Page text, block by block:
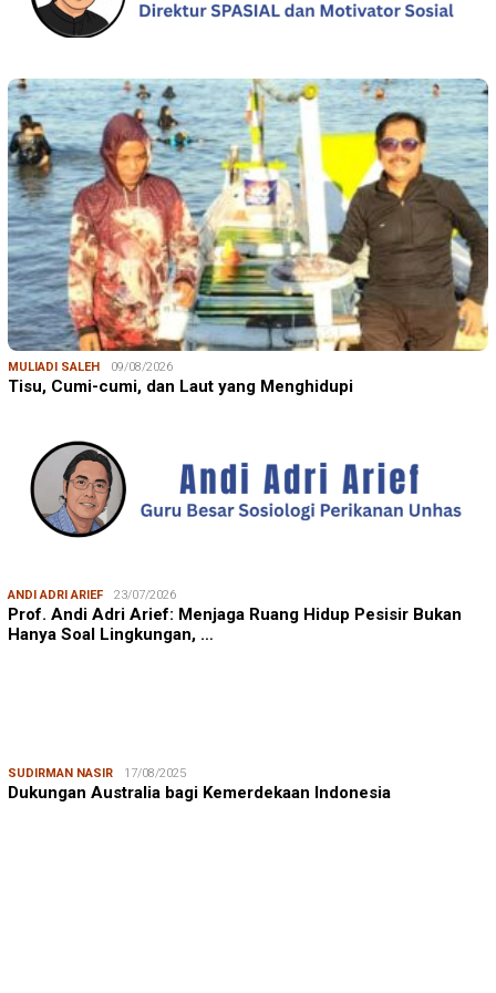
MULIADI SALEH 09/08/2026
Tisu, Cumi-cumi, dan Laut yang Menghidupi
ANDI ADRI ARIEF 23/07/2026
Prof. Andi Adri Arief: Menjaga Ruang Hidup Pesisir Bukan
Hanya Soal Lingkungan, …
SUDIRMAN NASIR 17/08/2025
Dukungan Australia bagi Kemerdekaan Indonesia